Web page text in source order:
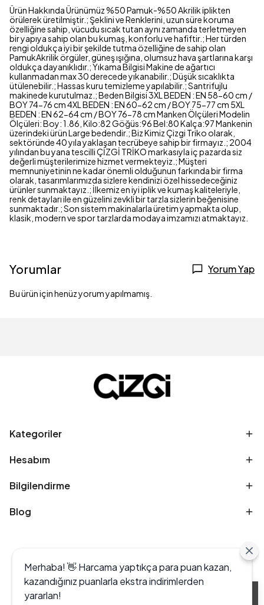
Ürün Hakkında Ürünümüz %50 Pamuk-%50 Akrilik iplikten
örülerek üretilmiştir.; Şeklini ve Renklerini, uzun süre koruma
özelliğine sahip, vücudu sıcak tutan aynı zamanda terletmeyen
bir yapıya sahip olan bu kumaş, konforlu ve hafiftir.; Her türden
rengi oldukça iyi bir şekilde tutma özelliğine de sahip olan
PamukAkrilik örgüler, güneş ışığına, olumsuz hava şartlarına karşı
oldukça dayanıklıdır.; Yıkama Bilgisi Makine de ağartıcı
kullanmadan max 30 derecede yıkanabilir.; Düşük sıcaklıkta
ütülenebilir.; Hassas kuru temizleme yapılabilir.; Santrifujlu
makinede kurutulmaz.; Beden Bilgisi 3XL BEDEN : EN 58-60 cm /
BOY 74-76 cm 4XL BEDEN : EN 60-62 cm / BOY 75-77 cm 5XL
BEDEN : EN 62-64 cm / BOY 76-78 cm Manken Ölçüleri Modelin
Ölçüleri: Boy: 1.86, Kilo:82 Göğüs:96 Bel:80 Kalça:97 Mankenin
üzerindeki ürün Large bedendir.; Biz Kimiz Çizgi Triko olarak,
sektöründe 40 yıla yaklaşan tecrübeye sahip bir firmayız.; 2004
yılından bu yana tescilli ÇİZGİ TRİKO markasıyla iç pazarda siz
değerli müşterilerimize hizmet vermekteyiz.; Müşteri
memnuniyetinin ne kadar önemli olduğunun farkında bir firma
olarak, tasarımlarımızda sizlere kendinizi özel hissedeceğiniz
ürünler sunmaktayız.; İlkemiz en iyi iplik ve kumaş kaliteleriyle,
renk detayları ile en güzelini zevkli bir tarzla sizlerin beğenisine
sunmaktadır.; Son sistem makinalarla üretim yapmakta olup,
klasik, modern ve spor tarzlarda modaya imzamızı atmaktayız.
Yorumlar Yorum Yap
Bu ürün için henüz yorum yapılmamış.
Kategoriler
Hesabım
Bilgilendirme
Blog
Merhaba! 👋 Harcama yaptıkça para puan kazan,
kazandığınız puanlarla ekstra indirimlerden
yararlan!